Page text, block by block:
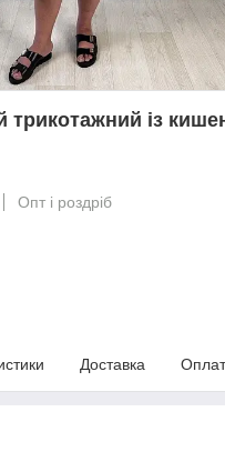
трикотажний із
Опт і роздріб
Доставка